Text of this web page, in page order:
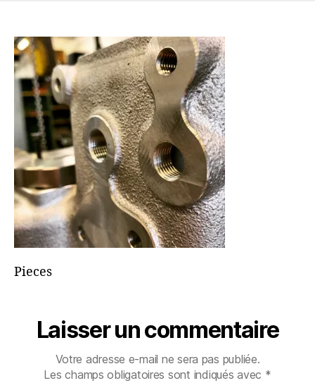
51B7F8945738
Pieces
Laisser un commentaire
Votre adresse e-mail ne sera pas publiée.
Les champs obligatoires sont indiqués avec *